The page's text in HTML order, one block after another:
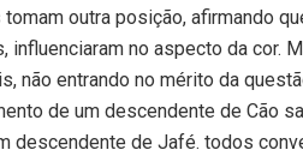
tomam outra posição, afirmando
influenciaram no aspecto da cor.
não entrando no mérito da
de um descendente de Cão
descendente de Jafé. todos